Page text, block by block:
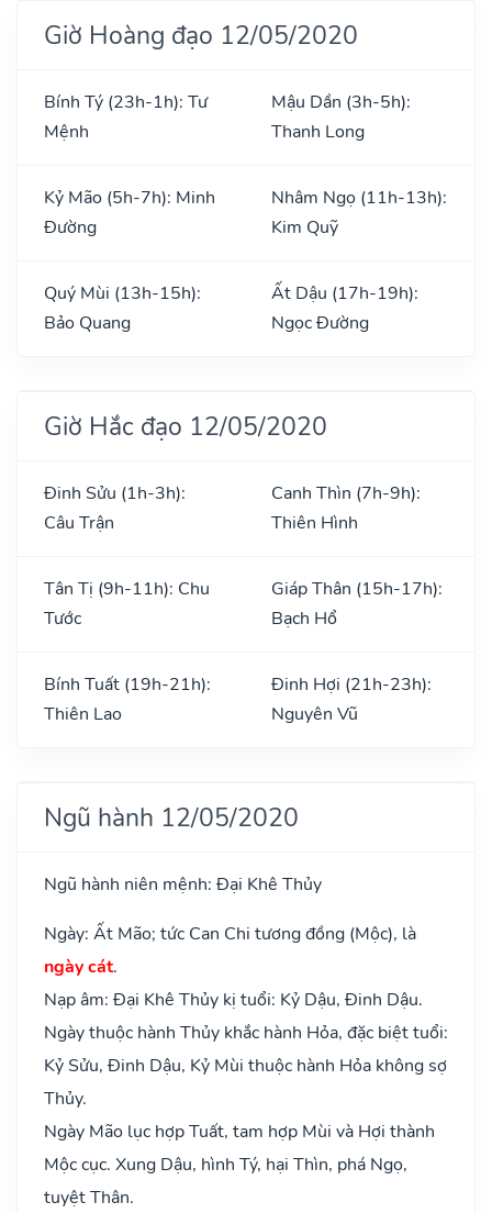
Giờ Hoàng đạo 12/05/2020
Bính Tý (23h-1h): Tư
Mệnh
Mậu Dần (3h-5h):
Thanh Long
Kỷ Mão (5h-7h): Minh
Đường
Nhâm Ngọ (11h-13h):
Kim Quỹ
Quý Mùi (13h-15h):
Bảo Quang
Ất Dậu (17h-19h):
Ngọc Đường
Giờ Hắc đạo 12/05/2020
Đinh Sửu (1h-3h):
Câu Trận
Canh Thìn (7h-9h):
Thiên Hình
Tân Tị (9h-11h): Chu
Tước
Giáp Thân (15h-17h):
Bạch Hổ
Bính Tuất (19h-21h):
Thiên Lao
Đinh Hợi (21h-23h):
Nguyên Vũ
Ngũ hành 12/05/2020
Ngũ hành niên mệnh: Đại Khê Thủy
Ngày: Ất Mão; tức Can Chi tương đồng (Mộc), là
ngày cát.
Nạp âm: Đại Khê Thủy kị tuổi: Kỷ Dậu, Đinh Dậu.
Ngày thuộc hành Thủy khắc hành Hỏa, đặc biệt tuổi:
Kỷ Sửu, Đinh Dậu, Kỷ Mùi thuộc hành Hỏa không sợ
Thủy.
Ngày Mão lục hợp Tuất, tam hợp Mùi và Hợi thành
Mộc cục. Xung Dậu, hình Tý, hại Thìn, phá Ngọ,
tuyệt Thân.